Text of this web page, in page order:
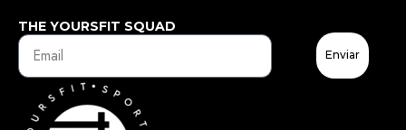
THE YOURSFIT SQUAD
Enviar